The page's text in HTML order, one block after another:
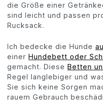
die Größe einer
sind leicht und passen
Rucksack.
Ich bedecke die Hunde
einer Hundebett oder
gemacht. Diese Betten
Regel langlebiger und
Sie sich keine Sorgen
rauem Gebrauch